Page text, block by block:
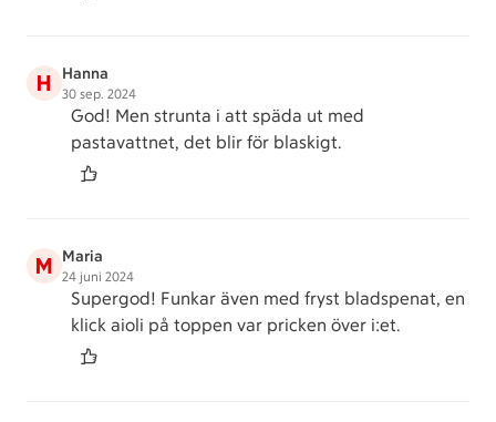
H Hanna
30 sep. 2024
God! Men strunta i att späda ut med
pastavattnet, det blir för blaskigt.
M Maria
24 juni 2024
Supergod! Funkar även med fryst bladspenat, en
klick aioli på toppen var pricken över i:et.